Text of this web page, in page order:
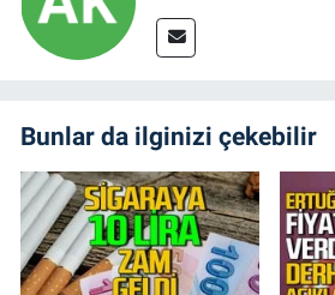
Bunlar da ilginizi çekebilir